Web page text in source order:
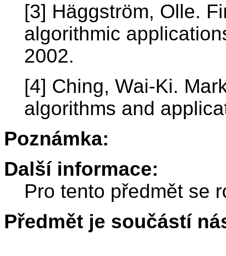
[3] Häggström, Olle.
algorithmic
2002.
[4] Ching, Wai-Ki.
algorithms and
Poznámka:
Další informace:
Pro tento předmět se
Předmět je součástí